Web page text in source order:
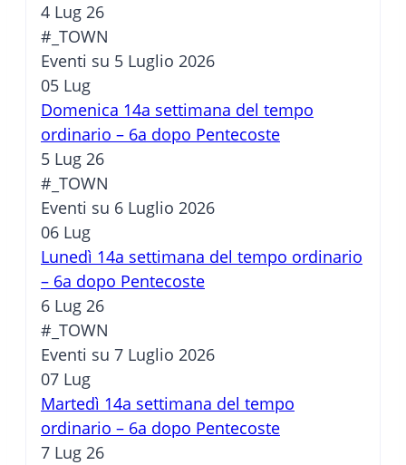
4 Lug 26
#_TOWN
Eventi su 5 Luglio 2026
05 Lug
Domenica 14a settimana del tempo
ordinario – 6a dopo Pentecoste
5 Lug 26
#_TOWN
Eventi su 6 Luglio 2026
06 Lug
Lunedì 14a settimana del tempo ordinario
– 6a dopo Pentecoste
6 Lug 26
#_TOWN
Eventi su 7 Luglio 2026
07 Lug
Martedì 14a settimana del tempo
ordinario – 6a dopo Pentecoste
7 Lug 26